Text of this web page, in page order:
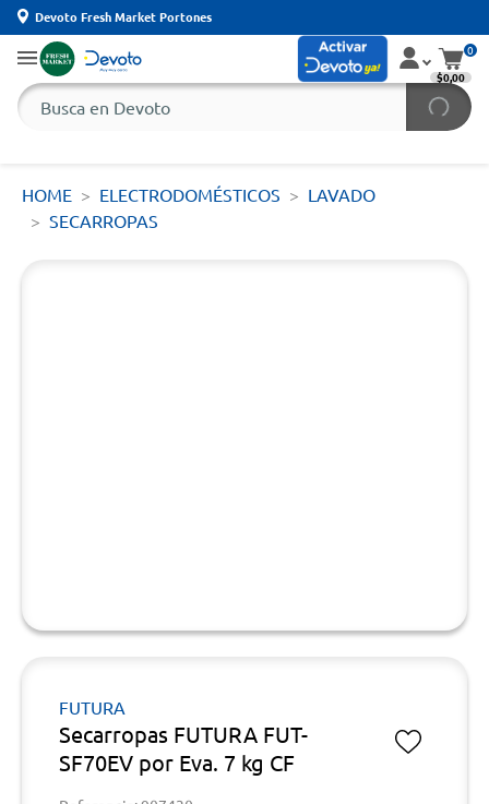
Devoto Fresh Market Portones
0
$0,00
HOME ELECTRODOMÉSTICOS
LAVADO
SECARROPAS
FUTURA
Secarropas FUTURA FUT-
SF70EV por Eva. 7 kg CF